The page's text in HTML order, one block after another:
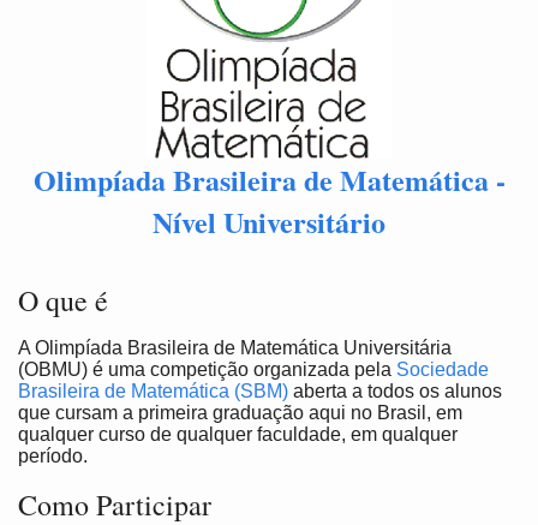
Olimpíada Brasileira de Matemática -
Nível Universitário
O que é
A Olimpíada Brasileira de Matemática Universitária
(OBMU) é uma competição organizada pela Sociedade
Brasileira de Matemática (SBM) aberta a todos os alunos
que cursam a primeira graduação aqui no Brasil, em
qualquer curso de qualquer faculdade, em qualquer
período.
Como Participar